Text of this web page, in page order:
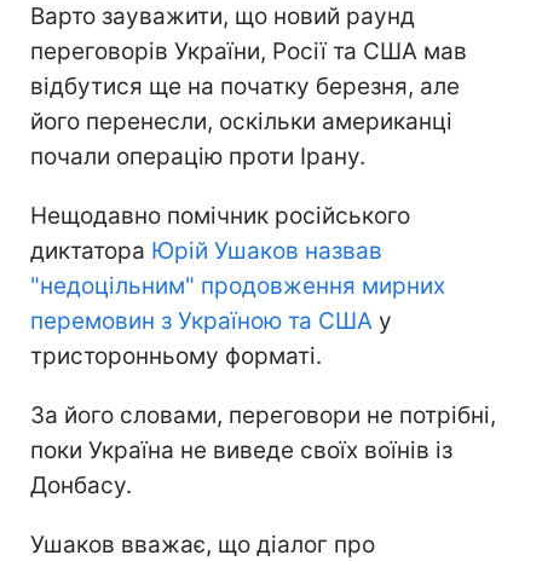
Варто зауважити, що новий раунд
переговорів України, Росії та США мав
відбутися ще на початку березня, але
його перенесли, оскільки американці
почали операцію проти Ірану.
Нещодавно помічник російського
диктатора Юрій Ушаков назвав
"недоцільним" продовження мирних
перемовин з Україною та США у
тристоронньому форматі.
За його словами, переговори не потрібні,
поки Україна не виведе своїх воїнів із
Донбасу.
Ушаков вважає, що діалог про